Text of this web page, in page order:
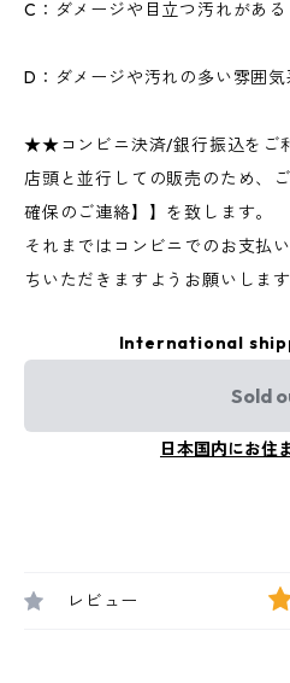
C：ダメージや目立つ汚れがある
D：ダメージや汚れの多い雰囲気
★★コンビニ決済/銀行振込をご
店頭と並行しての販売のため、
確保のご連絡】】を致します。
それまではコンビニでのお支払
ちいただきますようお願いします
International
Sold
日本国内にお住
レビュー